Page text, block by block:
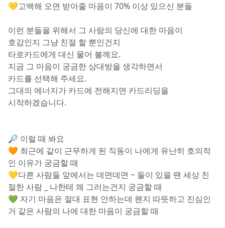
💛고백해 오면 받아줄 마음이 70% 이상 있으신 분들
이런 분들을 위해서 그 사람의 당신에 대한 마음이
호감인지 그냥 친절 할 뿐인건지
타로카드에게 대신 물어 볼께요.
지금 그 마음이 궁금한 상대방을 생각하면서
카드를 선택해 주세요.
그대의 에너지가 카드에 전해지면 카드리딩을
시작하겠습니다.
🔎 이럴 때 봐요
🧡 최근에 같이 근무하게 된 직동이 나에게 유난히 호의적
인 이유가 궁금할 때
💛다른 사람들 앞에서는 데면데면 ~ 둘이 있을 땐 세상 친
절한 사람 _ 나한테 왜 그러는건지 궁금할 때
💚 자기 마음은 절대 표현 안하는데 왠지 따뜻하고 진심인
거 같은 사람의 나에 대한 마음이 궁금할 때